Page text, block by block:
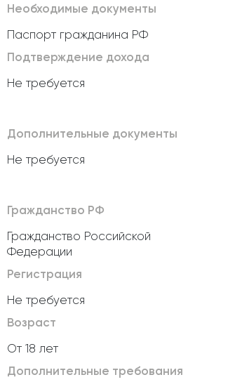
Необходимые документы
Паспорт гражданина РФ
Подтверждение дохода
Не требуется
Дополнительные документы
Не требуется
Гражданство РФ
Гражданство Российской
Федерации
Регистрация
Не требуется
Возраст
От 18 лет
Дополнительные требования